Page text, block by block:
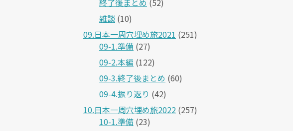
終了後まとめ (52)
雑談 (10)
09.日本一周穴埋め旅2021 (251)
09-1.準備 (27)
09-2.本編 (122)
09-3.終了後まとめ (60)
09-4.振り返り (42)
10.日本一周穴埋め旅2022 (257)
10-1.準備 (23)